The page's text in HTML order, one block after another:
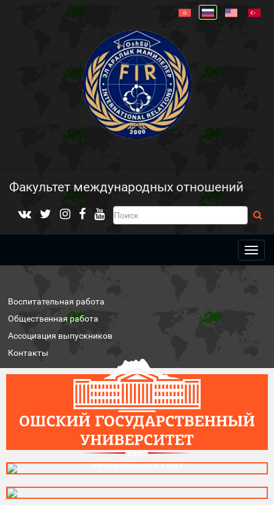
Факультет международных отношений
Воспитательная работа
Общественная работа
Ассоциация выпускников
Контакты